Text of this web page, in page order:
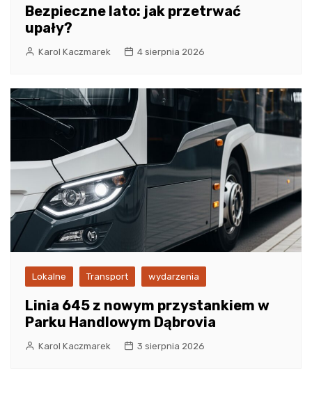
Bezpieczne lato: jak przetrwać
upały?
Karol Kaczmarek 4 sierpnia 2026
Lokalne Transport wydarzenia
Linia 645 z nowym przystankiem w
Parku Handlowym Dąbrovia
Karol Kaczmarek 3 sierpnia 2026